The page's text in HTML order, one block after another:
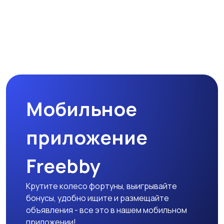
Мобильное
приложение
Freebby
Крутите колесо фортуны, выигрывайте
бонусы, удобно ищите и размещайте
объявления - все это в нашем мобильном